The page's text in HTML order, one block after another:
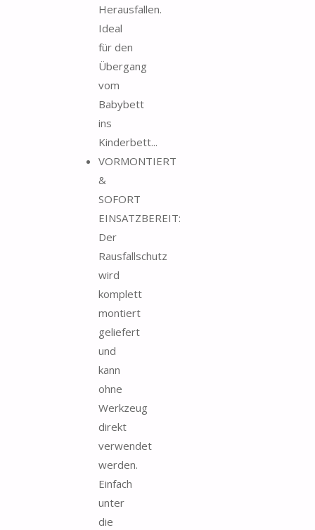
Herausfallen.
Ideal
für den
Übergang
vom
Babybett
ins
Kinderbett...
VORMONTIERT
&
SOFORT
EINSATZBEREIT:
Der
Rausfallschutz
wird
komplett
montiert
geliefert
und
kann
ohne
Werkzeug
direkt
verwendet
werden.
Einfach
unter
die